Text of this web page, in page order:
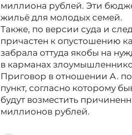
миллиона рублей. Эти
жильё для молодых семей.
Также, по версии суда и
причастен к опустошению
забрала оттуда якобы на
в карманах
Приговор в отношении А.
пункт, согласно которому
будут возместить
миллионов рублей.